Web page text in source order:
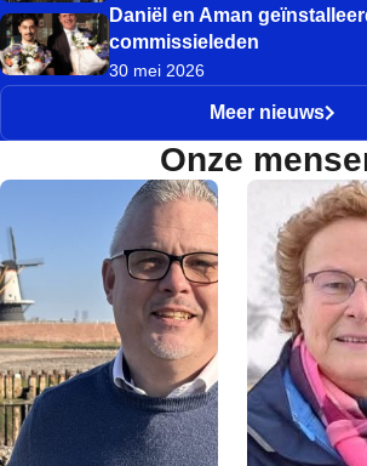
Daniël en Aman
commissieleden
30 mei 2026
Meer nieuws
Onze